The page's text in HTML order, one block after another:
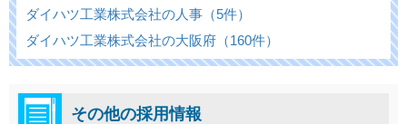
ダイハツ工業株式会社の人事（5件）
ダイハツ工業株式会社の大阪府（160件）
その他の採用情報